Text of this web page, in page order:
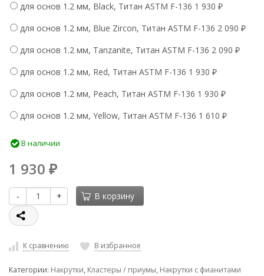
для основ 1.2 мм, Black, Титан ASTM F-136 1 930 ₽
для основ 1.2 мм, Blue Zircon, Титан ASTM F-136 2 090 ₽
для основ 1.2 мм, Tanzanite, Титан ASTM F-136 2 090 ₽
для основ 1.2 мм, Red, Титан ASTM F-136 1 930 ₽
для основ 1.2 мм, Peach, Титан ASTM F-136 1 930 ₽
для основ 1.2 мм, Yellow, Титан ASTM F-136 1 610 ₽
В наличии
1 930 ₽
- + В корзину
К сравнению В избранное
Категории: Накрутки, Кластеры / приумы, Накрутки с фианитами